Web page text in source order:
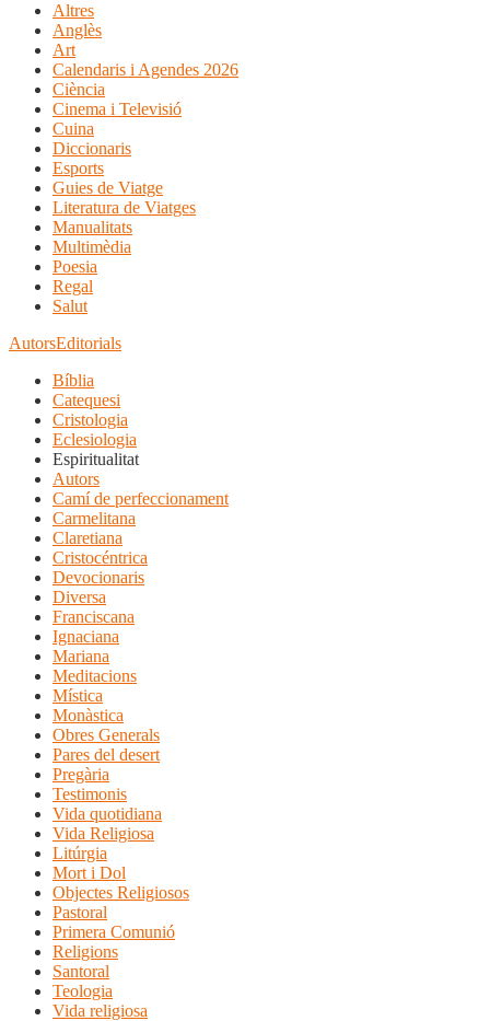
Altres
Anglès
Art
Calendaris i Agendes 2026
Ciència
Cinema i Televisió
Cuina
Diccionaris
Esports
Guies de Viatge
Literatura de Viatges
Manualitats
Multimèdia
Poesia
Regal
Salut
AutorsEditorials
Bíblia
Catequesi
Cristologia
Eclesiologia
Espiritualitat
Autors
Camí de perfeccionament
Carmelitana
Claretiana
Cristocéntrica
Devocionaris
Diversa
Franciscana
Ignaciana
Mariana
Meditacions
Mística
Monàstica
Obres Generals
Pares del desert
Pregària
Testimonis
Vida quotidiana
Vida Religiosa
Litúrgia
Mort i Dol
Objectes Religiosos
Pastoral
Primera Comunió
Religions
Santoral
Teologia
Vida religiosa